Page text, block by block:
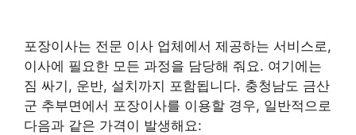
포장이사는 전문 이사 업체에서 제공하는 서비스로,
이사에 필요한 모든 과정을 담당해 줘요. 여기에는
짐 싸기, 운반, 설치까지 포함됩니다. 충청남도 금산
군 추부면에서 포장이사를 이용할 경우, 일반적으로
다음과 같은 가격이 발생해요: